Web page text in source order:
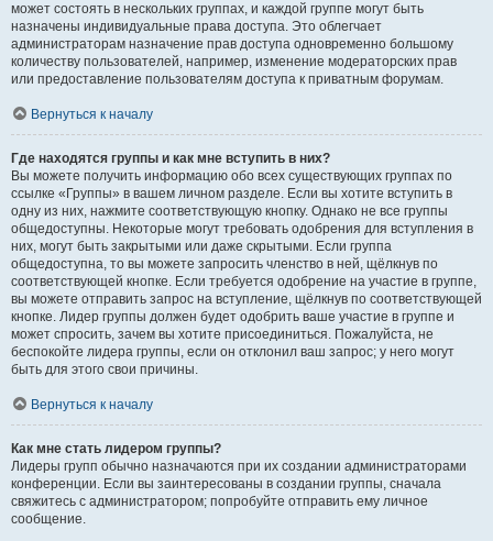
может состоять в нескольких группах, и каждой группе могут быть
назначены индивидуальные права доступа. Это облегчает
администраторам назначение прав доступа одновременно большому
количеству пользователей, например, изменение модераторских прав
или предоставление пользователям доступа к приватным форумам.
Вернуться к началу
Где находятся группы и как мне вступить в них?
Вы можете получить информацию обо всех существующих группах по
ссылке «Группы» в вашем личном разделе. Если вы хотите вступить в
одну из них, нажмите соответствующую кнопку. Однако не все группы
общедоступны. Некоторые могут требовать одобрения для вступления в
них, могут быть закрытыми или даже скрытыми. Если группа
общедоступна, то вы можете запросить членство в ней, щёлкнув по
соответствующей кнопке. Если требуется одобрение на участие в группе,
вы можете отправить запрос на вступление, щёлкнув по соответствующей
кнопке. Лидер группы должен будет одобрить ваше участие в группе и
может спросить, зачем вы хотите присоединиться. Пожалуйста, не
беспокойте лидера группы, если он отклонил ваш запрос; у него могут
быть для этого свои причины.
Вернуться к началу
Как мне стать лидером группы?
Лидеры групп обычно назначаются при их создании администраторами
конференции. Если вы заинтересованы в создании группы, сначала
свяжитесь с администратором; попробуйте отправить ему личное
сообщение.